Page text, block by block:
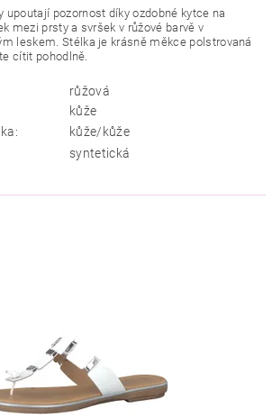
upoutají pozornost díky ozdobné kytce na
mezi prsty a svršek v růžové barvě v
leskem. Stélka je krásně měkce polstrovaná
cítit pohodlně.
růžová
kůže
kůže/kůže
syntetická